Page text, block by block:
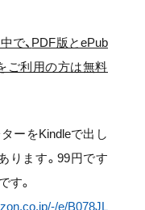
で、 PDF版とePub
ご利用の方は無料
ーをKindleで出し
ります。99円です
す。
e/B078JL